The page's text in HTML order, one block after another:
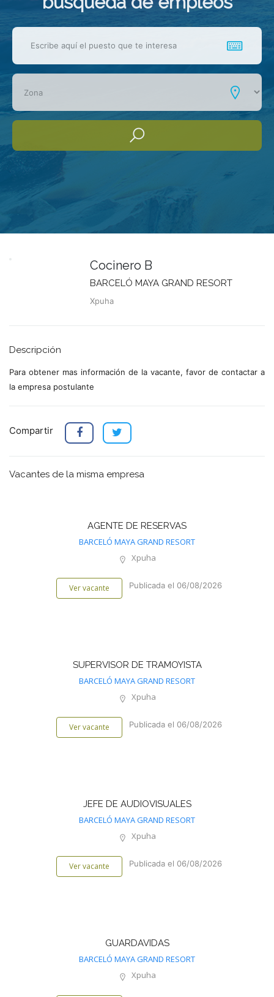
Cocinero B
BARCELÓ MAYA GRAND RESORT
Xpuha
Descripción
Para obtener mas información de la vacante, favor de contactar a
la empresa postulante
Compartir
Vacantes de la misma empresa
AGENTE DE RESERVAS
BARCELÓ MAYA GRAND RESORT
Xpuha
Ver vacante Publicada el 06/08/2026
SUPERVISOR DE TRAMOYISTA
BARCELÓ MAYA GRAND RESORT
Xpuha
Ver vacante Publicada el 06/08/2026
JEFE DE AUDIOVISUALES
BARCELÓ MAYA GRAND RESORT
Xpuha
Ver vacante Publicada el 06/08/2026
GUARDAVIDAS
BARCELÓ MAYA GRAND RESORT
Xpuha